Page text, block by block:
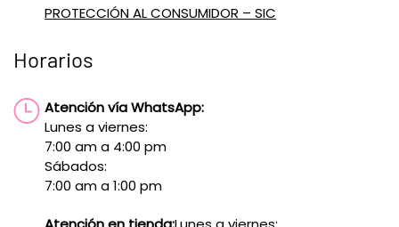
PROTECCIÓN AL CONSUMIDOR – SIC
Horarios
Atención vía WhatsApp:
Lunes a viernes:
7:00 am a 4:00 pm
Sábados:
7:00 am a 1:00 pm